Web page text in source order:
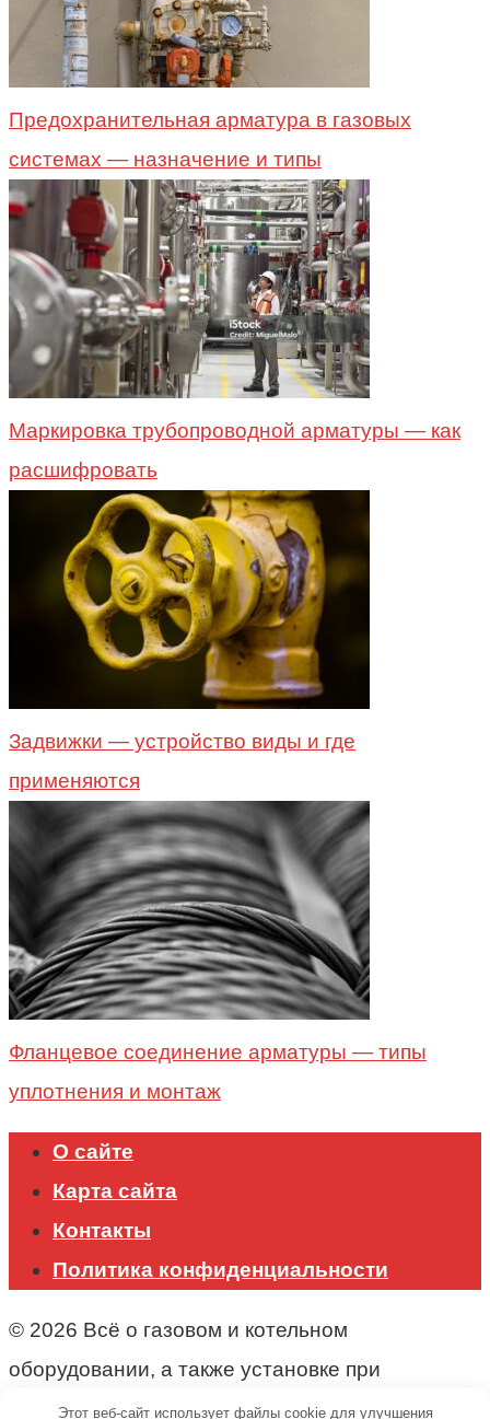
Предохранительная арматура в газовых
системах — назначение и типы
Маркировка трубопроводной арматуры — как
расшифровать
Задвижки — устройство виды и где
применяются
Фланцевое соединение арматуры — типы
уплотнения и монтаж
О сайте
Карта сайта
Контакты
Политика конфиденциальности
© 2026 Всё о газовом и котельном
оборудовании, а также установке при
строительстве.
Этот веб-сайт использует файлы cookie для улучшения